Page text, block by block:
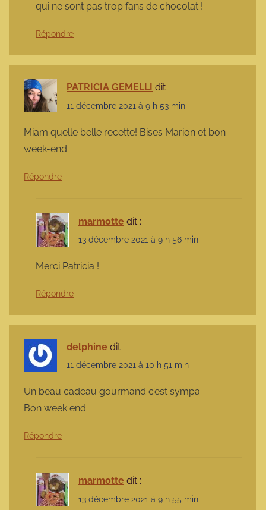
qui ne sont pas trop fans de chocolat !
Répondre
PATRICIA GEMELLI dit :
11 décembre 2021 à 9 h 53 min
Miam quelle belle recette! Bises Marion et bon
week-end
Répondre
marmotte dit :
13 décembre 2021 à 9 h 56 min
Merci Patricia !
Répondre
delphine dit :
11 décembre 2021 à 10 h 51 min
Un beau cadeau gourmand c’est sympa
Bon week end
Répondre
marmotte dit :
13 décembre 2021 à 9 h 55 min